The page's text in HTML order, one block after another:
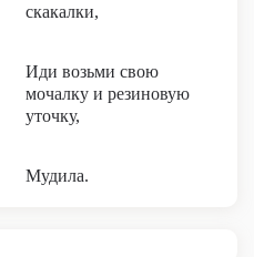
скакалки,
Иди возьми свою
мочалку и резиновую
уточку,
Мудила.